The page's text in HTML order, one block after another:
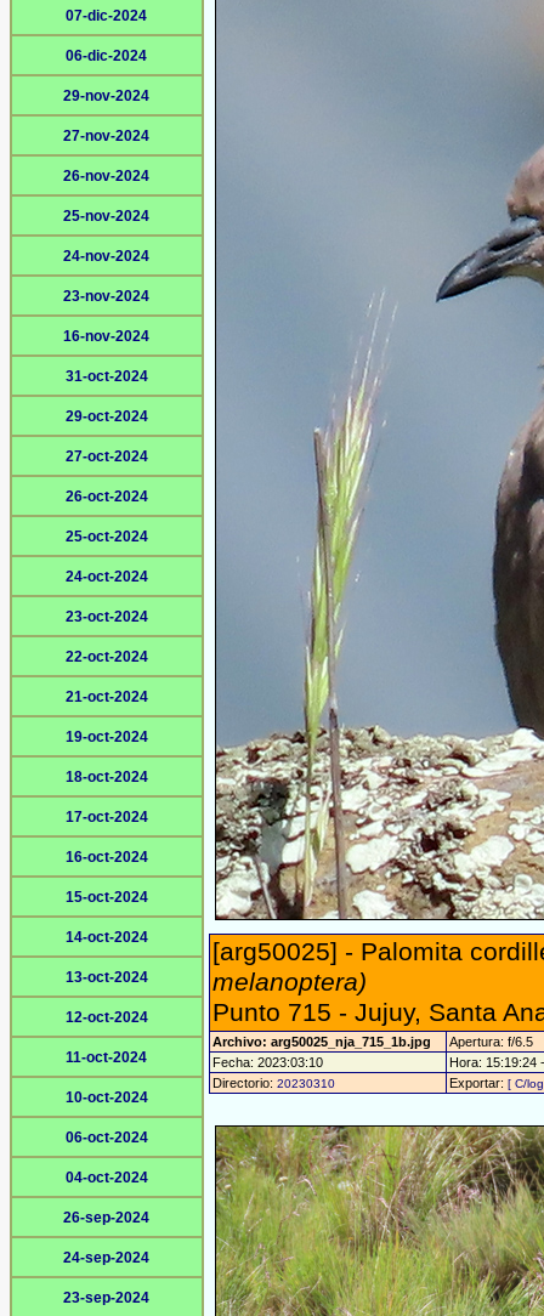
07-dic-2024
06-dic-2024
29-nov-2024
27-nov-2024
26-nov-2024
25-nov-2024
24-nov-2024
23-nov-2024
16-nov-2024
31-oct-2024
29-oct-2024
27-oct-2024
26-oct-2024
25-oct-2024
24-oct-2024
23-oct-2024
22-oct-2024
21-oct-2024
19-oct-2024
18-oct-2024
17-oct-2024
16-oct-2024
15-oct-2024
14-oct-2024
13-oct-2024
12-oct-2024
11-oct-2024
10-oct-2024
06-oct-2024
04-oct-2024
26-sep-2024
24-sep-2024
23-sep-2024
[arg50025] - Palomita
melanoptera)
Punto 715 - Jujuy, Santa
Archivo: arg50025_nja_715_1b.jpg
Apertura: f/6.5
Fecha: 2023:03:10
Hora: 15:19:24
Directorio: 20230310 Exportar: [ C/